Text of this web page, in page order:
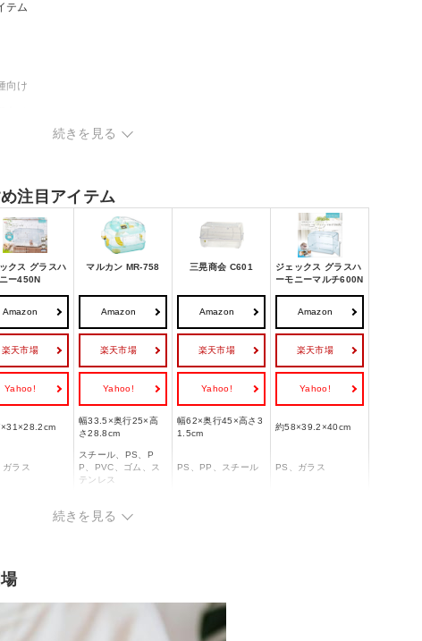
テム
向け
続きを見る
注目アイテム
クス グラスハ
ー450N
マルカン MR-758 三晃商会 C601
ジェックス グラスハ
ーモニーマルチ600N
Amazon
楽天市場
Yahoo!
Amazon
楽天市場
Yahoo!
Amazon
楽天市場
Yahoo!
Amazon
楽天市場
Yahoo!
幅33.5×奥行25×高
さ28.8cm
幅62×奥行45×高さ3
1.5cm
約58×39.2×40cm
ガラス
スチール、PS、P
P、PVC、ゴム、ス
テンレス
PS、PP、スチール PS、ガラス
ランニングカウンタ
ー、ランニングボー
続きを見る